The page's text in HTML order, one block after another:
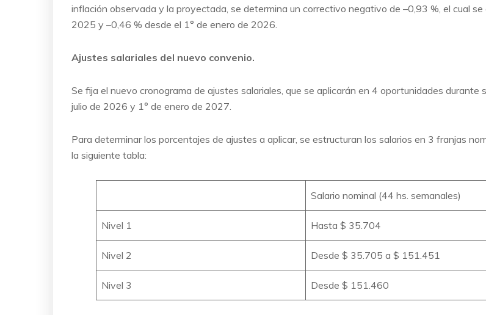
inflación observada y la proyectada, se determina un correctivo negativo de –0,93 %, el cual
2025 y –0,46 % desde el 1° de enero de 2026.
Ajustes salariales del nuevo convenio.
Se fija el nuevo cronograma de ajustes salariales, que se aplicarán en 4 oportunidades
julio de 2026 y 1° de enero de 2027.
Para determinar los porcentajes de ajustes a aplicar, se estructuran los salarios en 3 franjas
la siguiente tabla:
Salario nominal (44 hs. semanales)
Nivel 1 Hasta $ 35.704
Nivel 2 Desde $ 35.705 a $ 151.451
Nivel 3 Desde $ 151.460